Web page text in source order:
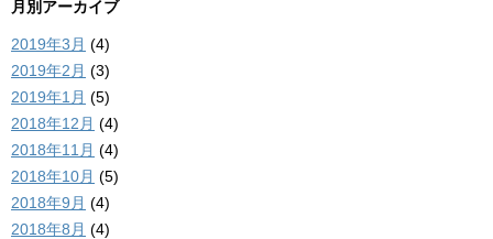
月別アーカイブ
2019年3月 (4)
2019年2月 (3)
2019年1月 (5)
2018年12月 (4)
2018年11月 (4)
2018年10月 (5)
2018年9月 (4)
2018年8月 (4)